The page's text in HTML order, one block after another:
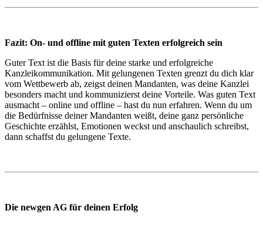
Fazit: On- und offline mit guten Texten erfolgreich sein
Guter Text ist die Basis für deine starke und erfolgreiche
Kanzleikommunikation. Mit gelungenen Texten grenzt du dich klar
vom Wettbewerb ab, zeigst deinen Mandanten, was deine Kanzlei
besonders macht und kommunizierst deine Vorteile. Was guten Text
ausmacht – online und offline – hast du nun erfahren. Wenn du um
die Bedürfnisse deiner Mandanten weißt, deine ganz persönliche
Geschichte erzählst, Emotionen weckst und anschaulich schreibst,
dann schaffst du gelungene Texte.
Die newgen AG für deinen Erfolg